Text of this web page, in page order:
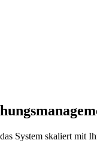
System skaliert mit